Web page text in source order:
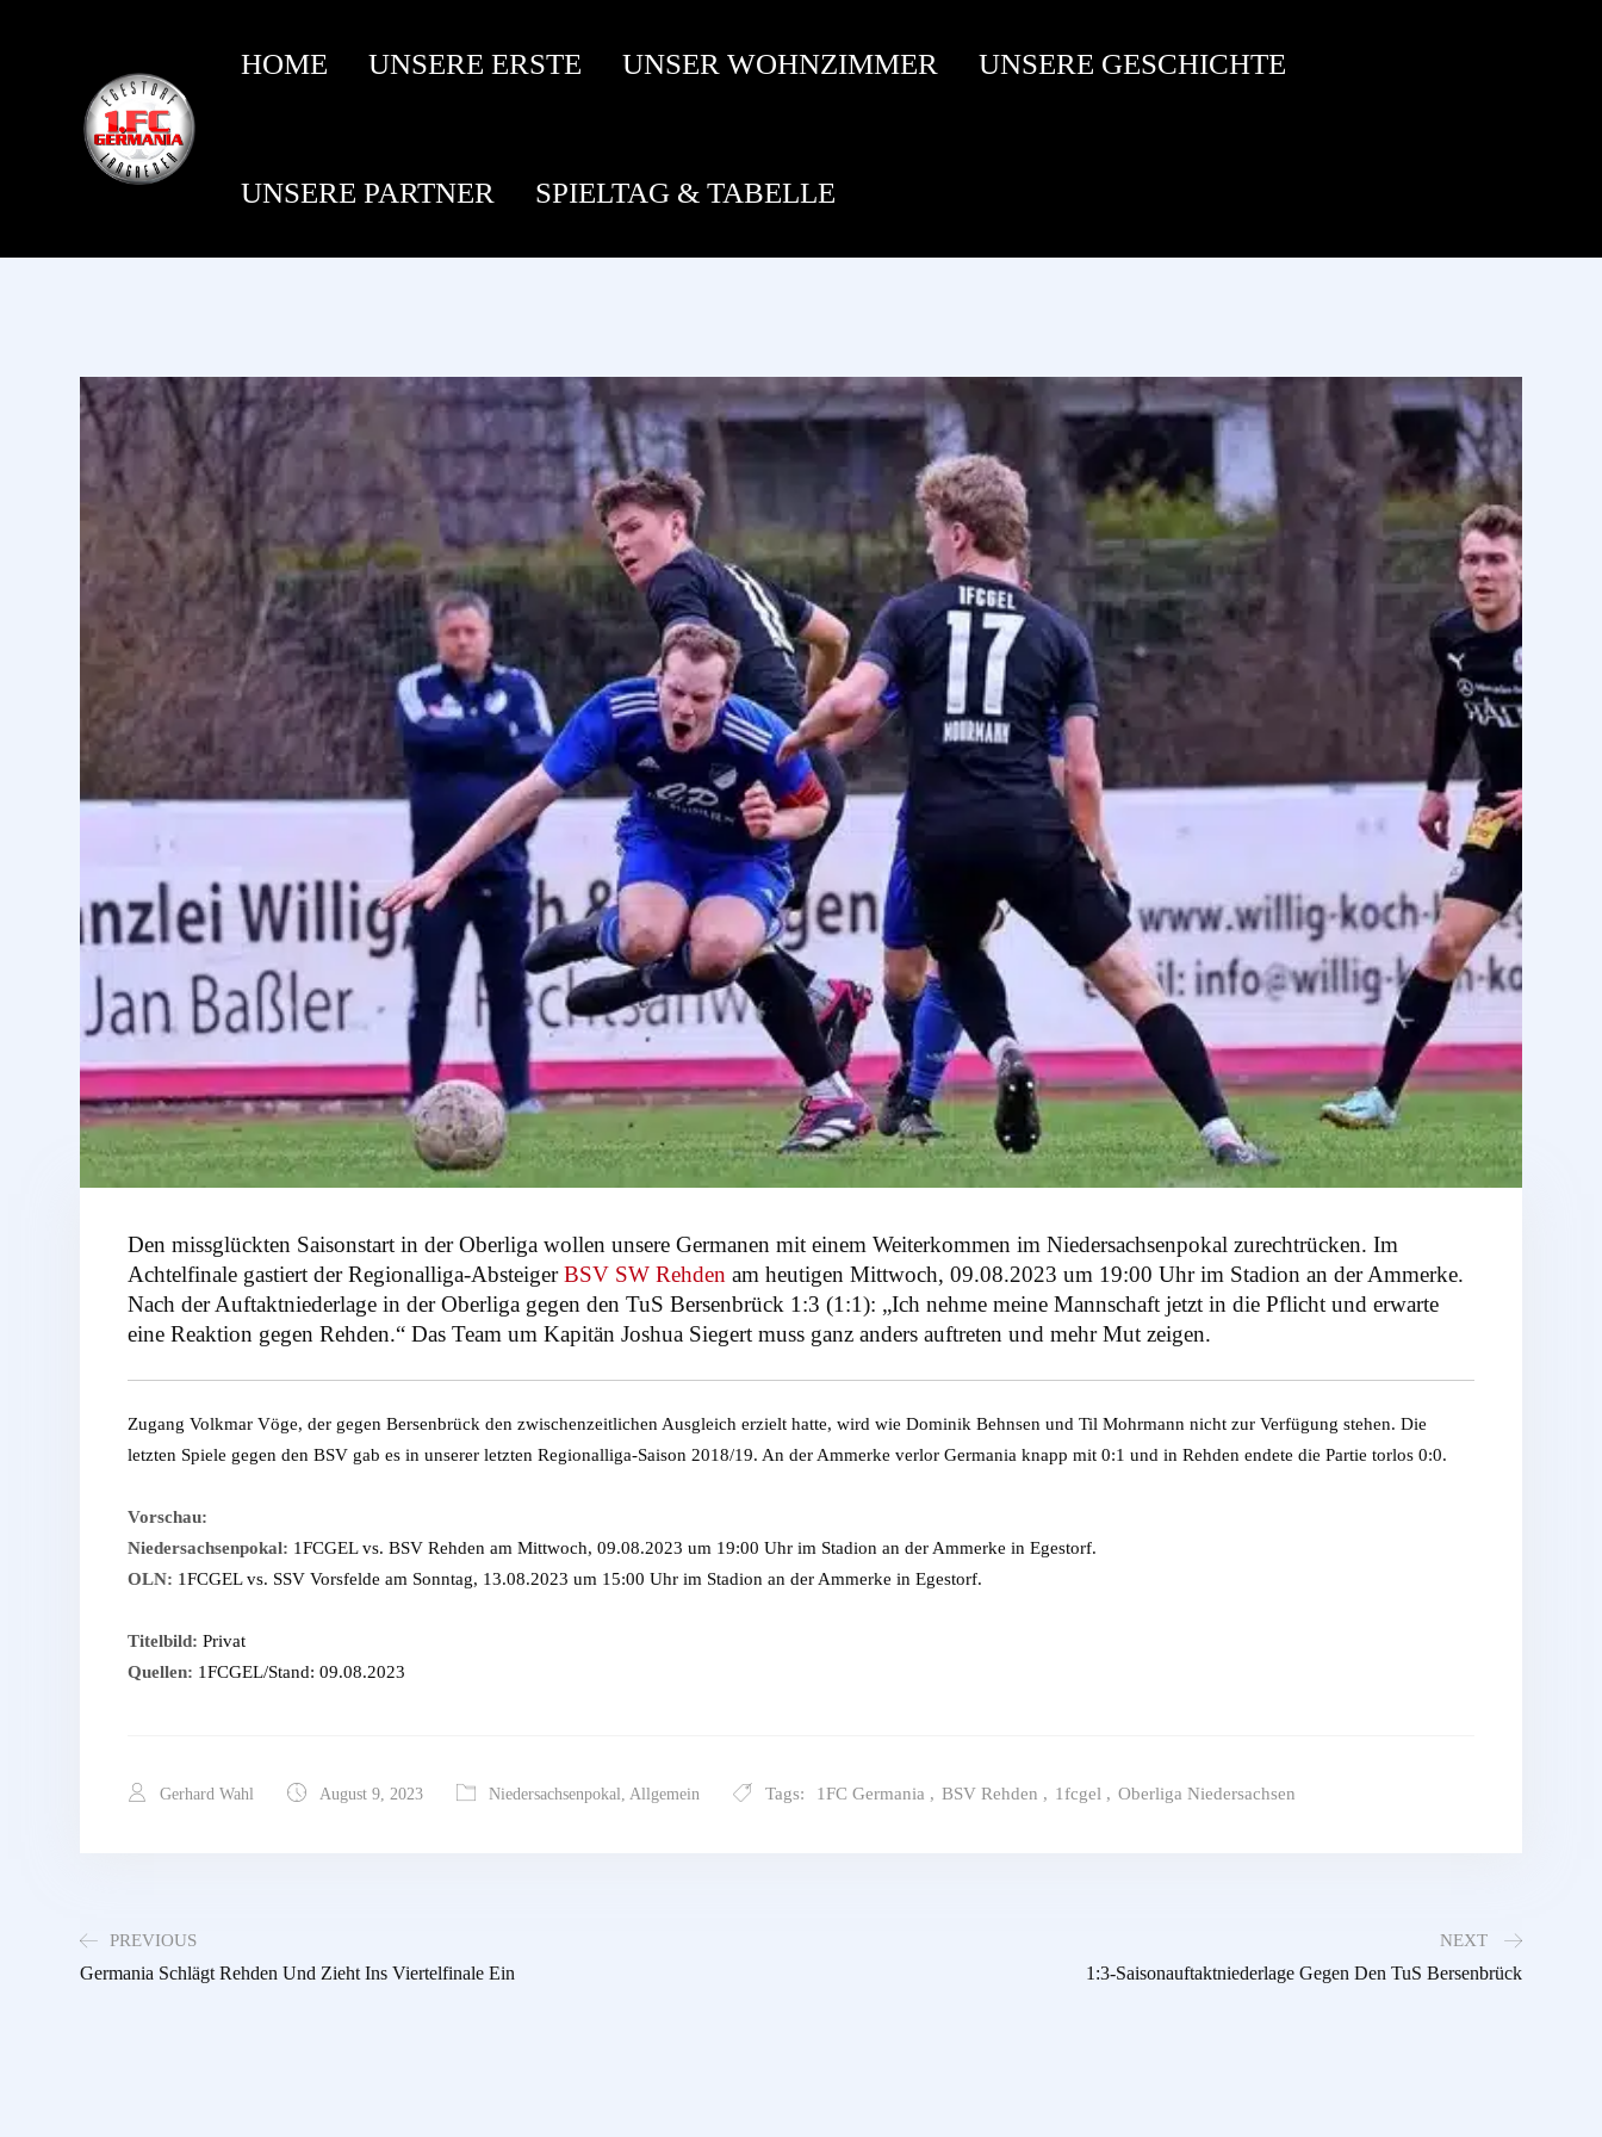
HOME UNSERE ERSTE UNSER WOHNZIMMER UNSERE GESCHICHTE
UNSERE PARTNER SPIELTAG & TABELLE
Den missglückten Saisonstart in der Oberliga wollen unsere Germanen mit einem Weiterkommen im Niedersachsenpokal zurechtrücken. Im
Achtelfinale gastiert der Regionalliga-AbsteigerBSV SW Rehden am heutigen Mittwoch, 09.08.2023 um 19:00 Uhr im Stadion an der Ammerke.
Nach der Auftaktniederlage in der Oberliga gegen den TuS Bersenbrück 1:3 (1:1): „Ich nehme meine Mannschaft jetzt in die Pflicht und erwarte
eine Reaktion gegen Rehden.“ Das Team um Kapitän Joshua Siegert muss ganz anders auftreten und mehr Mut zeigen.
Zugang Volkmar Vöge, der gegen Bersenbrück den zwischenzeitlichen Ausgleich erzielt hatte, wird wie Dominik Behnsen und Til Mohrmann nicht zur Verfügung stehen. Die
letzten Spiele gegen den BSV gab es in unserer letzten Regionalliga-Saison 2018/19. An der Ammerke verlor Germania knapp mit 0:1 und in Rehden endete die Partie torlos 0:0.
Vorschau:
Niedersachsenpokal: 1FCGEL vs. BSV Rehden am Mittwoch, 09.08.2023 um 19:00 Uhr im Stadion an der Ammerke in Egestorf.
OLN: 1FCGEL vs. SSV Vorsfelde am Sonntag, 13.08.2023 um 15:00 Uhr im Stadion an der Ammerke in Egestorf.
Titelbild: Privat
Quellen: 1FCGEL/Stand: 09.08.2023
Gerhard Wahl August 9, 2023 Niedersachsenpokal Allgemein Tags: 1FC Germania , BSV Rehden , 1fcgel , Oberliga Niedersachsen
PREVIOUS
Germania Schlägt Rehden Und Zieht Ins Viertelfinale Ein
NEXT
1:3-Saisonauftaktniederlage Gegen Den TuS Bersenbrück